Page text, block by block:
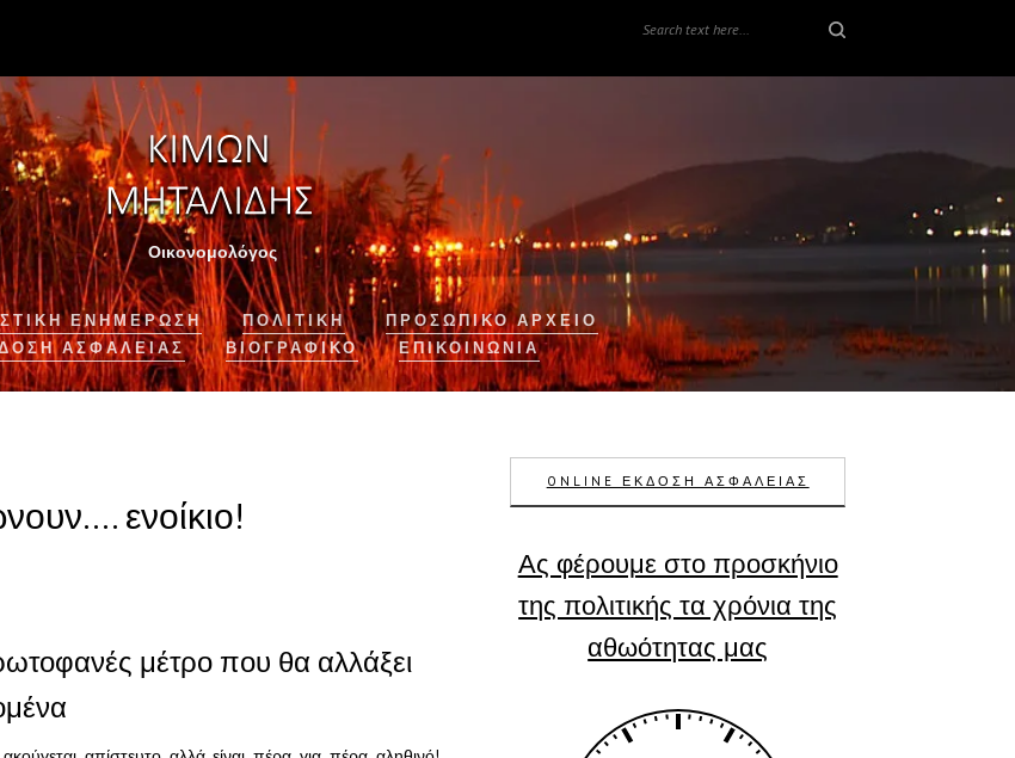
Οικονομολόγος
ΕΝΗΜΈΡΩΣΗ ΠΟΛΙΤΙΚΗ
ΠΡΟΣΩΠΙΚΟ ΑΡΧΕΙΟ
ΑΣΦΆΛΕΙΑΣ
ΒΙΟΓΡΑΦΙΚΌ ΕΠΙΚΟΙΝΩΝΊΑ
ενοίκιο!
μέτρο που θα αλλάξει
ONLINE ΕΚΔΟΣΗ ΑΣΦΑΛΕΙΑΣ
Ας φέρουμε στο προσκήνιο
της πολιτικής τα χρόνια της
αθωότητας μας